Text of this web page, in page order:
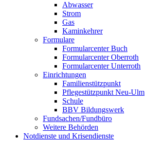
Abwasser
Strom
Gas
Kaminkehrer
Formulare
Formularcenter Buch
Formularcenter Oberroth
Formularcenter Unterroth
Einrichtungen
Familienstützpunkt
Pflegestützpunkt Neu-Ulm
Schule
BBV Bildungswerk
Fundsachen/Fundbüro
Weitere Behörden
Notdienste und Krisendienste